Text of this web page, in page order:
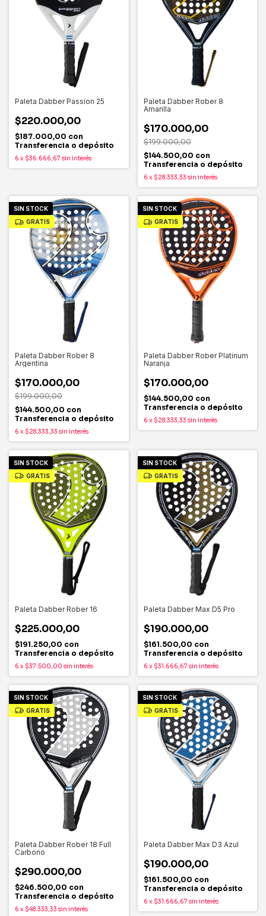
Paleta Dabber Passion 25
$220.000,00
$187.000,00 con
Transferencia o depósito
6 x $36.666,67 sin interés
Paleta Dabber Rober 8
Amarilla
$170.000,00
$199.000,00
$144.500,00 con
Transferencia o depósito
6 x $28.333,33 sin interés
SIN STOCK
GRATIS
Paleta Dabber Rober 8
Argentina
$170.000,00
$199.000,00
$144.500,00 con
Transferencia o depósito
6 x $28.333,33 sin interés
SIN STOCK
GRATIS
Paleta Dabber Rober Platinum
Naranja
$170.000,00
$144.500,00 con
Transferencia o depósito
6 x $28.333,33 sin interés
SIN STOCK
GRATIS
Paleta Dabber Rober 16
$225.000,00
$191.250,00 con
Transferencia o depósito
6 x $37.500,00 sin interés
SIN STOCK
GRATIS
Paleta Dabber Max D5 Pro
$190.000,00
$161.500,00 con
Transferencia o depósito
6 x $31.666,67 sin interés
SIN STOCK
GRATIS
Paleta Dabber Rober 18 Full
Carbono
$290.000,00
$246.500,00 con
Transferencia o depósito
6 x $48.333,33 sin interés
SIN STOCK
GRATIS
Paleta Dabber Max D3 Azul
$190.000,00
$161.500,00 con
Transferencia o depósito
6 x $31.666,67 sin interés